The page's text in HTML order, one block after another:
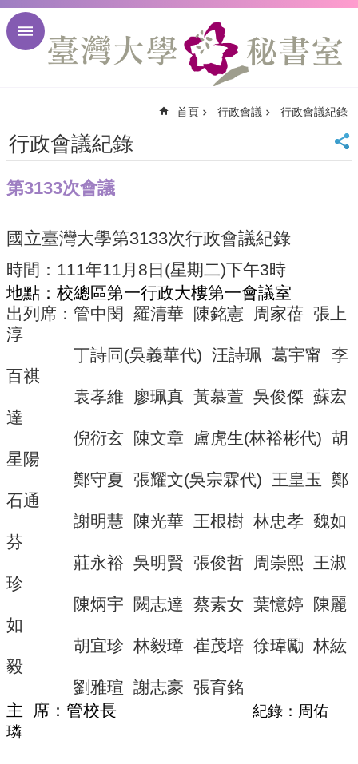
跳到主要內容區塊
首
頁
大
臺
大
校
訊
English
導
覽
答
關
於
書
服
團
隊
法
編
首頁 行政會議 行政會議紀錄
行政會議紀錄
第3133次會議
國立臺灣大學第3133次行政會議紀錄
時間： 111年11月 8 日 (星期二)下午3時
地點：校總區第一行政大樓第一會議室
出列席：管中閔
羅清華 陳銘憲 周家蓓 張上
淳
丁詩同(吳義華代) 汪詩珮 葛宇甯 李
百祺
袁孝維
廖珮真 黃慕萱 吳俊傑 蘇宏
達
倪衍玄
陳文章 盧虎生(林裕彬代) 胡
星陽
鄭守夏 張耀文(吳宗霖代) 王皇玉
鄭
石通
謝明慧
陳光華 王根樹 林忠孝 魏如
芬
莊永裕 吳明賢 張俊哲 周崇熙 王淑
珍
陳炳宇
闕志達 蔡素女 葉憶婷
陳麗
如
胡宜珍 林毅璋 崔茂培 徐瑋勵 林紘
毅
劉雅瑄 謝志豪 張育銘
主
席：管校長
紀錄：周佑
璘